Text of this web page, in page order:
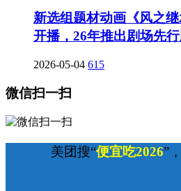
新选组题材动画《风之
开播，26年推出剧场先
2026-05-04 615
微信扫一扫
美团搜“便宜吃2026”